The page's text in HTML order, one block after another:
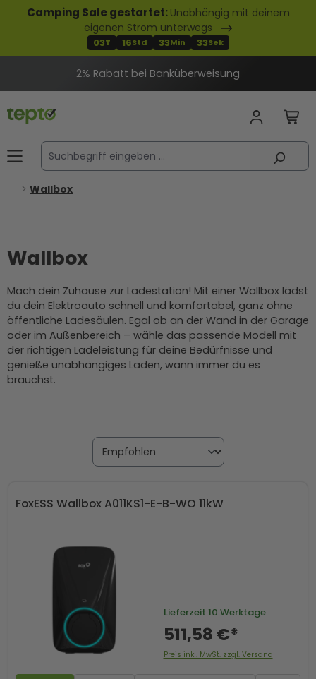
springen
Camping Sale gestartet: Unabhängig mit deinem
eigenen Strom unterwegs
03T 16Std 33Min 32Sek
Wallbox
Wallbox
Mach dein Zuhause zur Ladestation! Mit einer Wallbox lädst
du dein Elektroauto schnell und komfortabel, ganz ohne
öffentliche Ladesäulen. Egal ob an der Wand in der Garage
oder im Außenbereich – wähle das passende Modell mit
der richtigen Ladeleistung für deine Bedürfnisse und
genieße unabhängiges Laden, wann immer du es
brauchst.
FoxESS Wallbox A011KS1-E-B-WO 11kW
Lieferzeit 10 Werktage
511,58 €*
Preis inkl. MwSt. zzgl. Versand